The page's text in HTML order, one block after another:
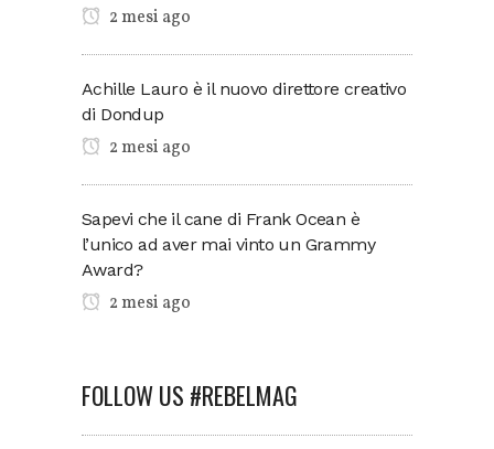
2 mesi ago
Achille Lauro è il nuovo direttore creativo
di Dondup
2 mesi ago
Sapevi che il cane di Frank Ocean è
l’unico ad aver mai vinto un Grammy
Award?
2 mesi ago
FOLLOW US #REBELMAG